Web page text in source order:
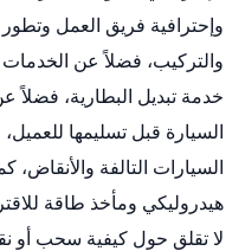
وإحترافية فريق العمل
والتركيب، فضلاً عن الخدمات
خدمة تبديل البطارية،
السيارة قبل تسليمها
السيارات التالفة والأنقاض،
هيدروليكي ومأخذ طاقة
لا تقلق حول كيفية سحب أو